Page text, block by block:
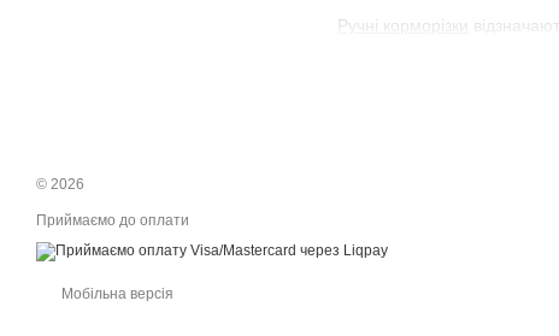
Ручні корморізки
потребують підключення
Корморізки також
подрібнення великої
виготовляють з
© 2026
Приймаємо до оплати
Мобільна версія